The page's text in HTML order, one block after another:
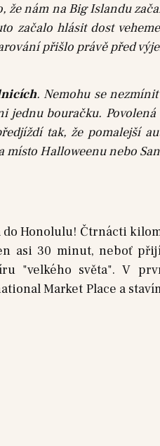
že nám na Big Islandu
začalo hlásit dost
přišlo právě před
. Nemohu se
jednu bouračku.
tak, že pomalejší
místo Halloweenu nebo
do Honolulu! Čtrnácti
asi 30 minut, neboť
"velkého světa". V
Market Place a